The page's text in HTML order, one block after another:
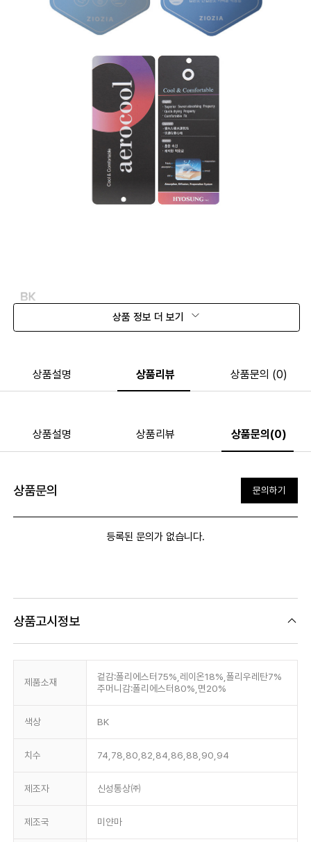
상품 정보 더 보기
상품설명 상품리뷰 상품문의 (0)
상품설명 상품리뷰 상품문의(0)
상품문의 문의하기
등록된 문의가 없습니다.
상품고시정보
제품소재
겉감:폴리에스터75%,레이온18%,폴리우레탄7%
주머니감:폴리에스터80%,면20%
색상 BK
치수 74,78,80,82,84,86,88,90,94
제조자 신성통상㈜
제조국 미얀마